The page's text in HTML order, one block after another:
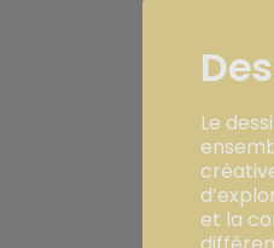
Le
et la